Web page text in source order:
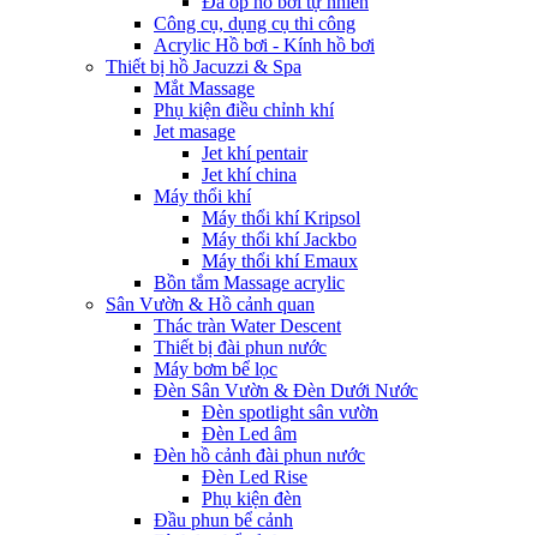
Công cụ, dụng cụ thi công
Acrylic Hồ bơi - Kính hồ bơi
Thiết bị hồ Jacuzzi & Spa
Mắt Massage
Phụ kiện điều chỉnh khí
Jet masage
Jet khí pentair
Jet khí china
Máy thổi khí
Máy thổi khí Kripsol
Máy thổi khí Jackbo
Máy thổi khí Emaux
Bồn tắm Massage acrylic
Sân Vườn & Hồ cảnh quan
Thác tràn Water Descent
Thiết bị đài phun nước
Máy bơm bể lọc
Đèn Sân Vườn & Đèn Dưới Nước
Đèn spotlight sân vườn
Đèn Led âm
Đèn hồ cảnh đài phun nước
Đèn Led Rise
Phụ kiện đèn
Đầu phun bể cảnh